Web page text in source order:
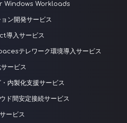
Windows Workloads
ン開発サービス
導入サービス
テレワーク環境導入サービス
ービス
内製化支援サービス
ド間安定接続サービス
ービス